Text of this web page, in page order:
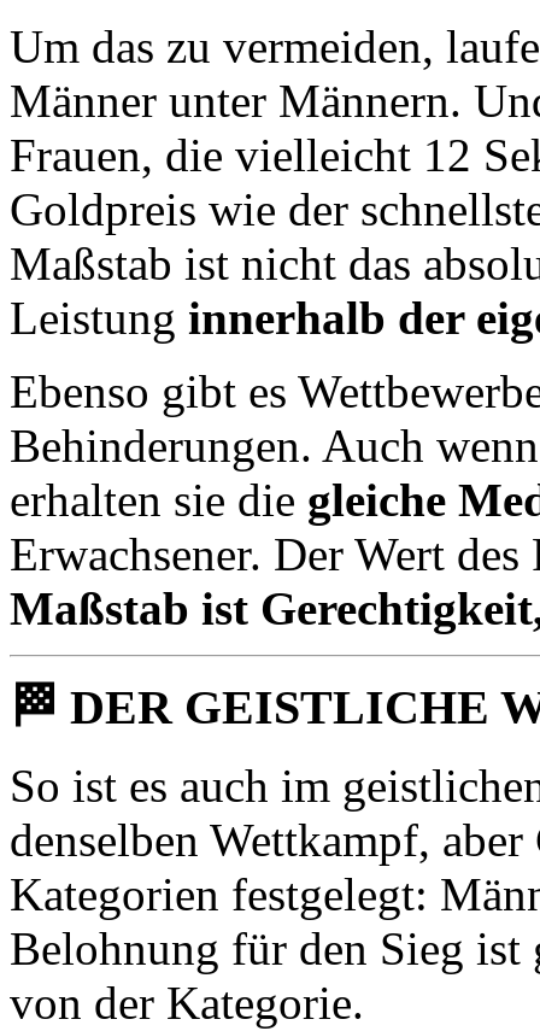
Um das zu vermeiden,
Männer unter Männern.
Frauen, die vielleicht 12
Goldpreis wie der
Maßstab ist nicht das
Leistung innerhalb der
Ebenso gibt es
Behinderungen. Auch
erhalten sie die gleiche
Erwachsener. Der Wert
Maßstab ist
🏁 DER GEISTLICHE
So ist es auch im
denselben Wettkampf,
Kategorien festgelegt:
Belohnung für den Sieg
von der Kategorie.